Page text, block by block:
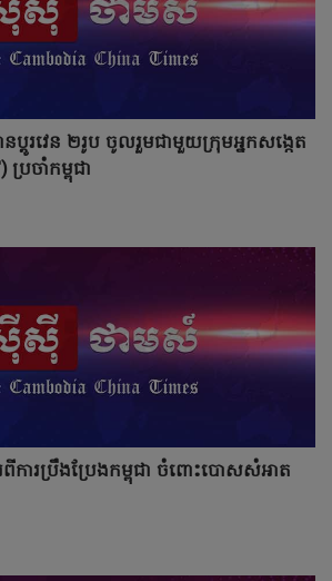
ប្តូរវេន ២រូប ចូលរួមជាមួយក្រុមអ្នកសង្កេត
រចាំកម្ពុជា
ការប្រឹងប្រែងកម្ពុជា ចំពោះបោសសំអាត